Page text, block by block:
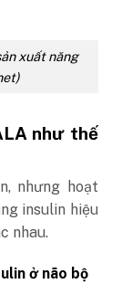
xuất năng
như thế
nhưng hoạt
insulin hiệu
nhau.
ở não bộ